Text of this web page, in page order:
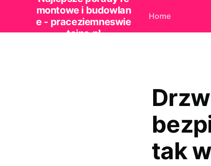
montowe i budowlan
e - praceziemneswie
tajno.pl
Home
tak